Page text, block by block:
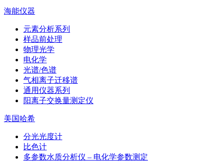
海能仪器
元素分析系列
样品前处理
物理光学
电化学
光谱/色谱
气相离子迁移谱
通用仪器系列
阳离子交换量测定仪
美国哈希
分光光度计
比色计
多参数水质分析仪 – 电化学参数测定